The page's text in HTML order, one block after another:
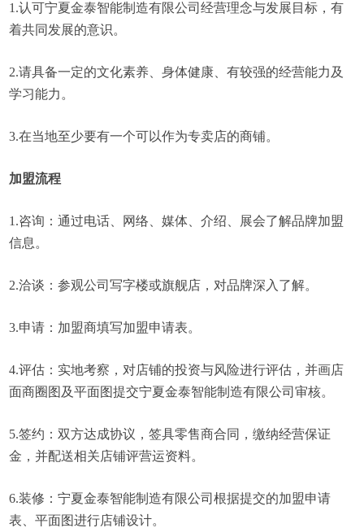
1.认可宁夏金泰智能制造有限公司经营理念与发展目标，有
着共同发展的意识。
2.请具备一定的文化素养、身体健康、有较强的经营能力及
学习能力。
3.在当地至少要有一个可以作为专卖店的商铺。
加盟流程
1.咨询：通过电话、网络、媒体、介绍、展会了解品牌加盟
信息。
2.洽谈：参观公司写字楼或旗舰店，对品牌深入了解。
3.申请：加盟商填写加盟申请表。
4.评估：实地考察，对店铺的投资与风险进行评估，并画店
面商圈图及平面图提交宁夏金泰智能制造有限公司审核。
5.签约：双方达成协议，签具零售商合同，缴纳经营保证
金，并配送相关店铺评营运资料。
6.装修：宁夏金泰智能制造有限公司根据提交的加盟申请
表、平面图进行店铺设计。